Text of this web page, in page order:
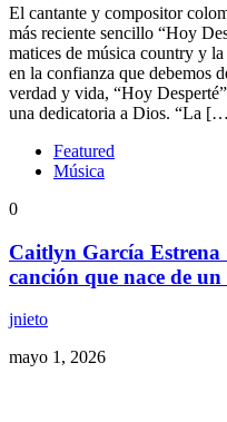
El cantante y compositor
más reciente sencillo “Hoy
matices de música country y
en la confianza que debemos
verdad y vida, “Hoy
una dedicatoria a Dios. “La
Featured
Música
0
Caitlyn García Estrena
canción que nace de
jnieto
mayo 1, 2026